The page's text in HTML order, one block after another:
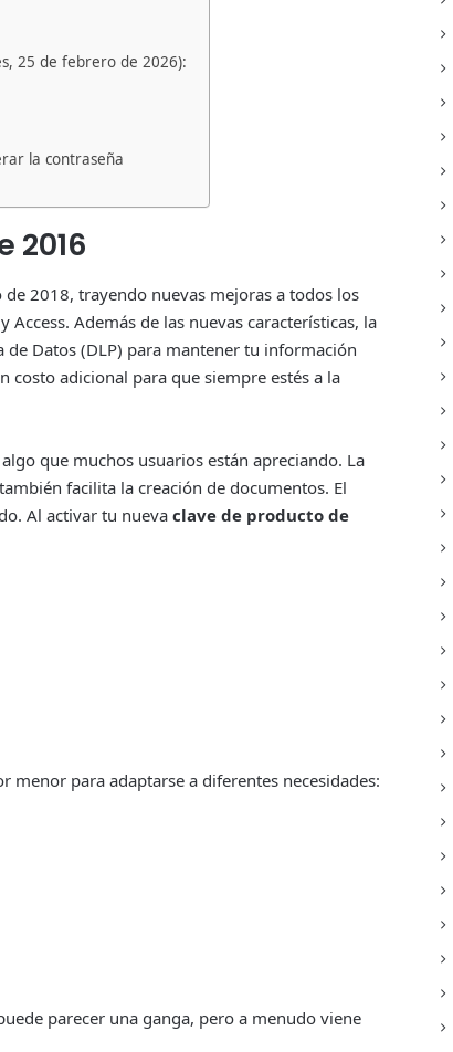
25 de febrero de 2026):
la contraseña
2016
de 2018, trayendo nuevas mejoras a todos los
Además de las nuevas características, la
Datos (DLP) para mantener tu información
costo adicional para que siempre estés a la
que muchos usuarios están apreciando. La
facilita la creación de documentos. El
Al activar tu nueva clave de producto de
para adaptarse a diferentes necesidades:
parecer una ganga, pero a menudo viene